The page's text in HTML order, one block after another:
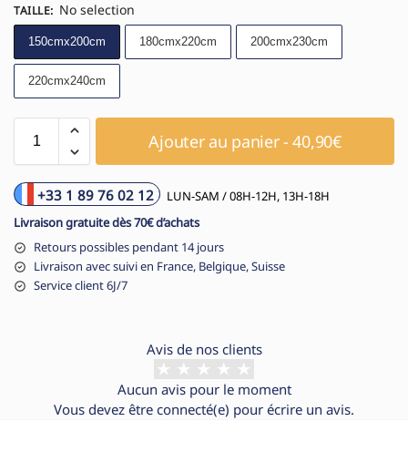
TAILLE: No selection
150cmx200cm 180cmx220cm 200cmx230cm
220cmx240cm
Ajouter au panier - 40,90€
+33 1 89 76 02 12
LUN-SAM / 08H-12H, 13H-18H
Livraison gratuite dès 70€ d’achats
Retours possibles pendant 14 jours
Livraison avec suivi en France, Belgique, Suisse
Service client 6J/7
Avis de nos clients
Aucun avis pour le moment
Vous devez être connecté(e) pour écrire un avis.